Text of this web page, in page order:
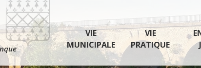
VIE
MUNICIPALE
VIE
PRATIQUE